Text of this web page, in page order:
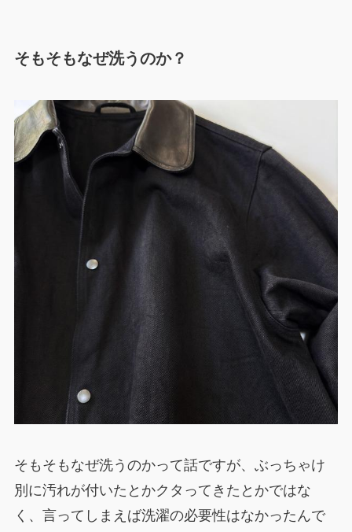
そもそもなぜ洗うのか？
そもそもなぜ洗うのかって話ですが、ぶっちゃけ
別に汚れが付いたとかクタってきたとかではな
く、言ってしまえば洗濯の必要性はなかったんで